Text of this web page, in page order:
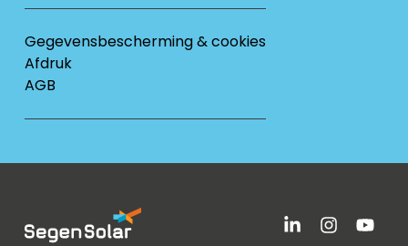
Gegevensbescherming & cookies
Afdruk
AGB